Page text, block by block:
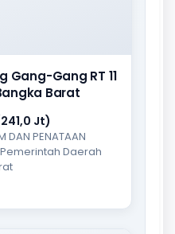
Gang-Gang RT 11
Barat
Jt)
DAN PENATAAN
Pemerintah Daerah